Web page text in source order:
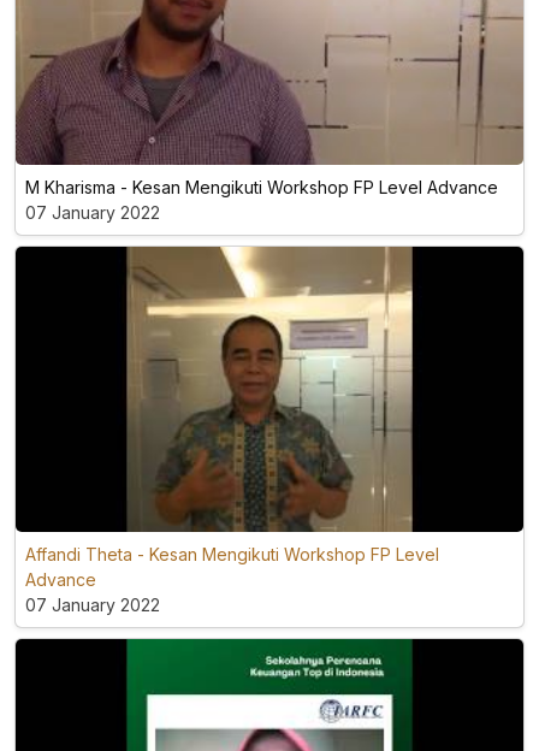
M Kharisma - Kesan Mengikuti Workshop FP Level Advance
07 January 2022
Affandi Theta - Kesan Mengikuti Workshop FP Level
Advance
07 January 2022